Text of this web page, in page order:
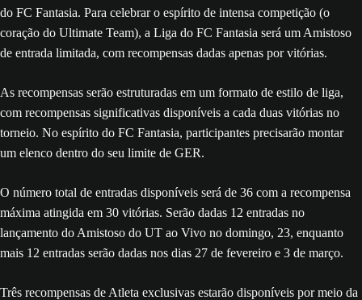
do FC Fantasia. Para celebrar o espírito de intensa competição (o
coração do Ultimate Team), a Liga do FC Fantasia será um Amistoso
de entrada limitada, com recompensas dadas apenas por vitórias.
As recompensas serão estruturadas em um formato de estilo de liga,
com recompensas significativas disponíveis a cada duas vitórias no
torneio. No espírito do FC Fantasia, participantes precisarão montar
um elenco dentro do seu limite de GER.
O número total de entradas disponíveis será de 36 com a recompensa
máxima atingida em 30 vitórias. Serão dadas 12 entradas no
lançamento do Amistoso do UT ao Vivo no domingo, 23, enquanto
mais 12 entradas serão dadas nos dias 27 de fevereiro e 3 de março.
Três recompensas de Atleta exclusivas estarão disponíveis por meio da